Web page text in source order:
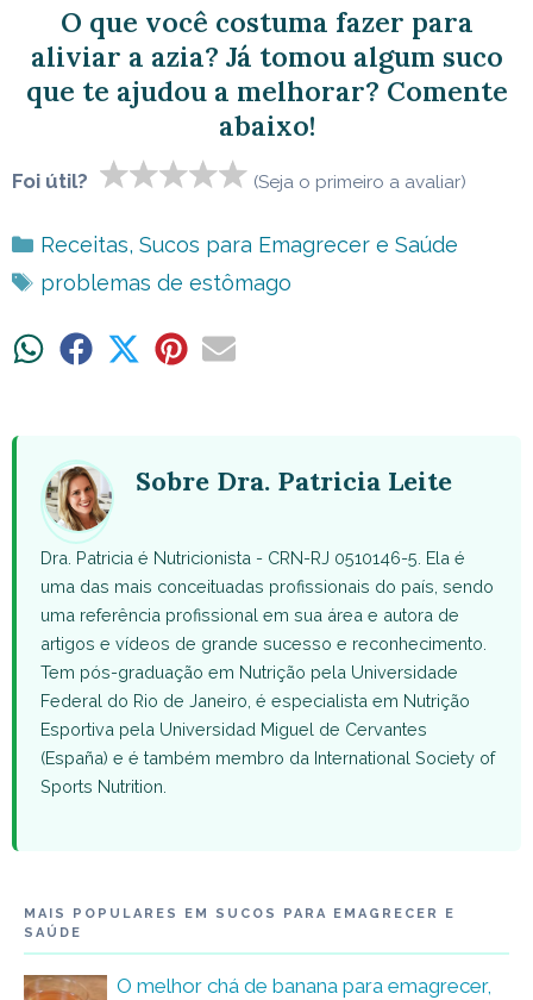
O que você costuma fazer para
aliviar a azia? Já tomou algum suco
que te ajudou a melhorar? Comente
abaixo!
Foi útil? (Seja o primeiro a avaliar)
Categorias
Receitas, Sucos para Emagrecer e Saúde
Tags
problemas de estômago
ShareShare ShareShareShare
Sobre Dra. Patricia Leite
Dra. Patricia é Nutricionista - CRN-RJ 0510146-5. Ela é
uma das mais conceituadas profissionais do país, sendo
uma referência profissional em sua área e autora de
artigos e vídeos de grande sucesso e reconhecimento.
Tem pós-graduação em Nutrição pela Universidade
Federal do Rio de Janeiro, é especialista em Nutrição
Esportiva pela Universidad Miguel de Cervantes
(España) e é também membro da International Society of
Sports Nutrition.
MAIS POPULARES EM SUCOS PARA EMAGRECER E
SAÚDE
O melhor chá de banana para emagrecer,